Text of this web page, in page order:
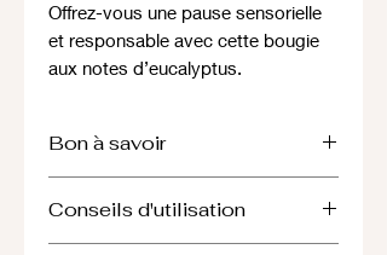
Offrez-vous une pause sensorielle
et responsable avec cette bougie
aux notes d’eucalyptus.
Bon à savoir
hydrogénée de l’huile de colza,
extraite de la plante colza. Sa texture
Conseils d'utilisation